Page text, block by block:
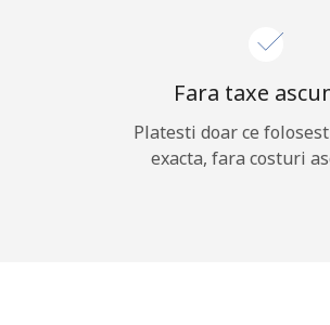
Fara taxe
Platesti doar ce
exacta, fara costuri